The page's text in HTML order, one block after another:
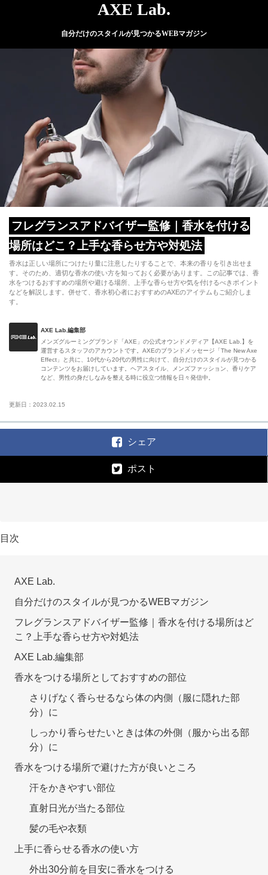
AXE Lab.
自分だけのスタイルが見つかるWEBマガジン
フレグランスアドバイザー監修｜香水を付ける
場所はどこ？上手な香らせ方や対処法
香水は正しい場所につけたり量に注意したりすることで、本来の香りを引き出せま
す。そのため、適切な香水の使い方を知っておく必要があります。この記事では、香
水をつけるおすすめの場所や避ける場所、上手な香らせ方や気を付けるべきポイント
などを解説します。併せて、香水初心者におすすめのAXEのアイテムもご紹介しま
す。
AXE Lab.編集部
メンズグルーミングブランド「AXE」の公式オウンドメディア【AXE Lab.】を
運営するスタッフのアカウントです。AXEのブランドメッセージ「The New Axe
Effect」と共に、10代から20代の男性に向けて、自分だけのスタイルが見つかる
コンテンツをお届けしています。ヘアスタイル、メンズファッション、香りケア
など、男性の身だしなみを整える時に役立つ情報を日々発信中。
更新日：2023.02.15
シェア
ポスト
目次
AXE Lab.
自分だけのスタイルが見つかるWEBマガジン
フレグランスアドバイザー監修｜香水を付ける場所はど
こ？上手な香らせ方や対処法
AXE Lab.編集部
香水をつける場所としておすすめの部位
さりげなく香らせるなら体の内側（服に隠れた部
分）に
しっかり香らせたいときは体の外側（服から出る部
分）に
香水をつける場所で避けた方が良いところ
汗をかきやすい部位
直射日光が当たる部位
髪の毛や衣類
上手に香らせる香水の使い方
外出30分前を目安に香水をつける